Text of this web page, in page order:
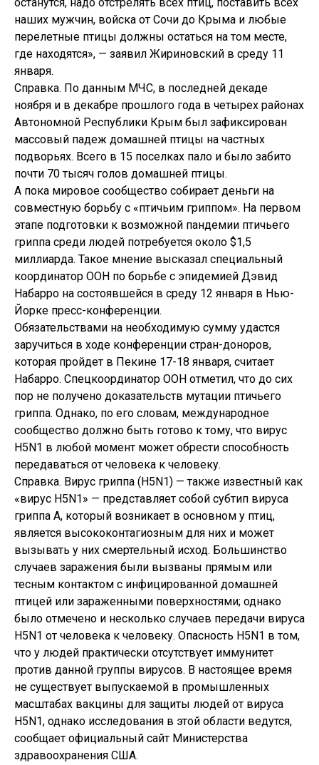
наших мужчин, войска от Сочи до Крыма и любые
перелетные птицы должны остаться на том месте,
где находятся», — заявил Жириновский в среду 11
января.
Справка. По данным МЧС, в последней декаде
ноября и в декабре прошлого года в четырех районах
Автономной Республики Крым был зафиксирован
массовый падеж домашней птицы на частных
подворьях. Всего в 15 поселках пало и было забито
почти 70 тысяч голов домашней птицы.
А пока мировое сообщество собирает деньги на
совместную борьбу с «птичьим гриппом». На первом
этапе подготовки к возможной пандемии птичьего
гриппа среди людей потребуется около $1,5
миллиарда. Такое мнение высказал специальный
координатор ООН по борьбе с эпидемией Дэвид
Набарро на состоявшейся в среду 12 января в Нью-
Йорке пресс-конференции.
Обязательствами на необходимую сумму удастся
заручиться в ходе конференции стран-доноров,
которая пройдет в Пекине 17-18 января, считает
Набарро. Спецкоординатор ООН отметил, что до сих
пор не получено доказательств мутации птичьего
гриппа. Однако, по его словам, международное
сообщество должно быть готово к тому, что вирус
H5N1 в любой момент может обрести способность
передаваться от человека к человеку.
Справка. Вирус гриппа (H5N1) — также известный как
«вирус H5N1» — представляет собой субтип вируса
гриппа A, который возникает в основном у птиц,
является высококонтагиозным для них и может
вызывать у них смертельный исход. Большинство
случаев заражения были вызваны прямым или
тесным контактом с инфицированной домашней
птицей или зараженными поверхностями; однако
было отмечено и несколько случаев передачи вируса
H5N1 от человека к человеку. Опасность H5N1 в том,
что у людей практически отсутствует иммунитет
против данной группы вирусов. В настоящее время
не существует выпускаемой в промышленных
масштабах вакцины для защиты людей от вируса
H5N1, однако исследования в этой области ведутся,
сообщает официальный сайт Министерства
здравоохранения США.